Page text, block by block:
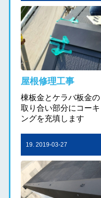
屋根修理工事
棟板金とケラバ板金の
取り合い部分にコーキ
ングを充填します
19. 2019-03-27